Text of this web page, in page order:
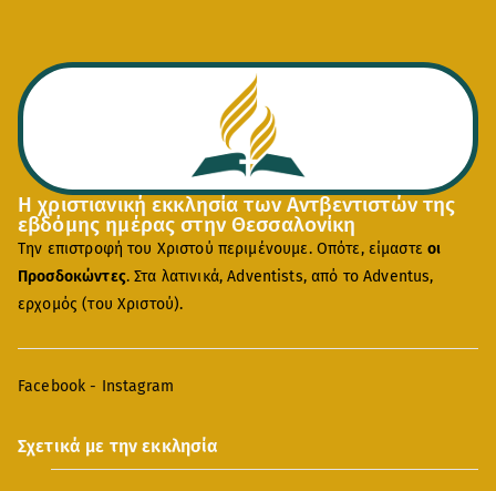
Η χριστιανική εκκλησία των Αντβεντιστών της
εβδόμης ημέρας στην Θεσσαλονίκη
Την επιστροφή του Χριστού περιμένουμε. Οπότε, είμαστεοι
Προσδοκώντες. Στα λατινικά, Adventists, από το Adventus,
ερχομός (του Χριστού).
Facebook - Instagram
Σχετικά με την εκκλησία